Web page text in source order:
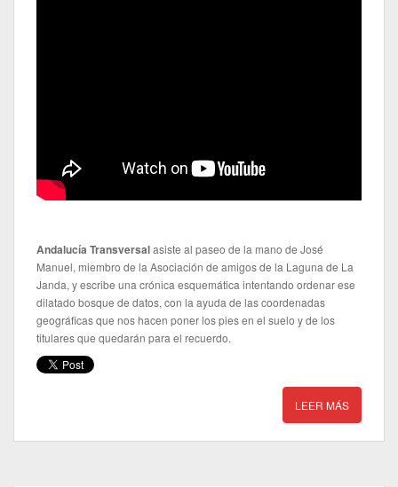
Andalucía Transversalasiste al paseo de la mano de José
Manuel, miembro de la Asociación de amigos de la Laguna de La
Janda, y escribe una crónica esquemática intentando ordenar ese
dilatado bosque de datos, con la ayuda de las coordenadas
geográficas que nos hacen poner los pies en el suelo y de los
titulares que quedarán para el recuerdo.
LEER MÁS